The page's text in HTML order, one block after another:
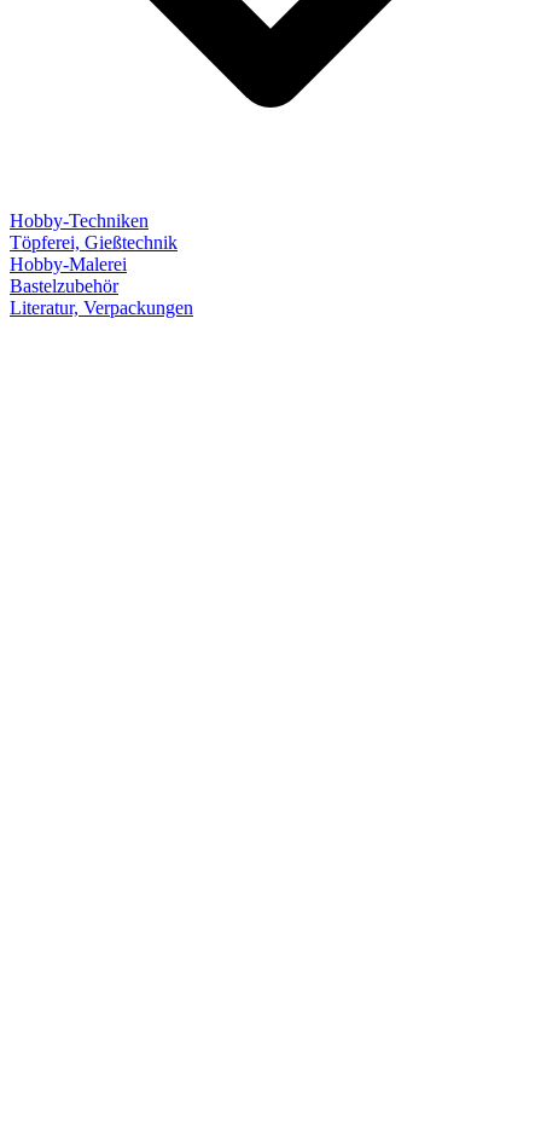
Hobby-Techniken
Töpferei, Gießtechnik
Hobby-Malerei
Bastelzubehör
Literatur, Verpackungen